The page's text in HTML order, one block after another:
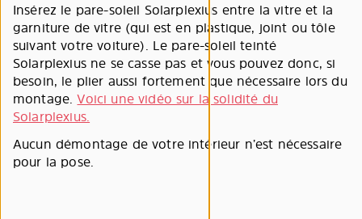
Insérez le pare-soleil Solarplexius entre la vitre et la
garniture de vitre (qui est en plastique, joint ou tôle
suivant votre voiture). Le pare-soleil teinté
Solarplexius ne se casse pas et vous pouvez donc, si
besoin, le plier aussi fortement que nécessaire lors du
montage.Voici une vidéo sur la solidité du
Solarplexius.
Aucun démontage de votre intérieur n’est nécessaire
pour la pose.